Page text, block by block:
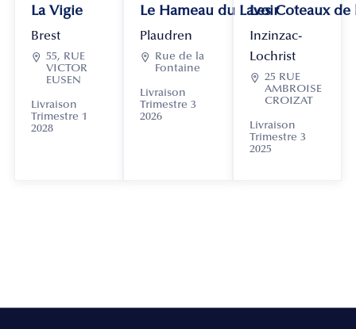
La Vigie
Brest
 55, RUE
VICTOR
EUSEN
Livraison
Trimestre 1
2028
Le Hameau du Lavoir
Plaudren

Rue de la
Fontaine
Livraison
Trimestre 3
2026
Les Coteaux
Inzinzac-
Lochrist
 25 RUE
AMBROISE
CROIZAT
Livraison
Trimestre 3
2025